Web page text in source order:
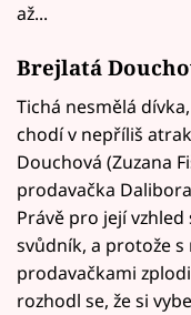
až...
Brejlatá
Tichá nesmělá
chodí v nepříliš
Douchová (Zuzana
prodavačka
Právě pro její
svůdník, a protože
prodavačkami
rozhodl se, že si